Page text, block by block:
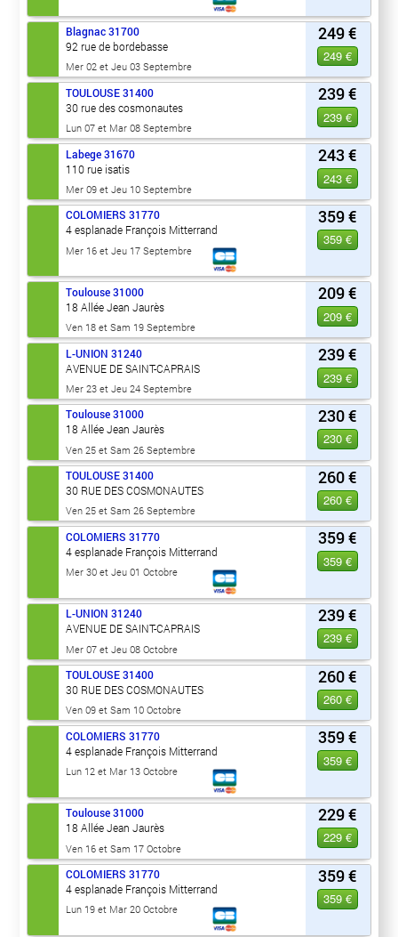
249 €
249 €
Blagnac 31700
92 rue de bordebasse
Mer 02 et Jeu 03 Septembre
239 €
239 €
TOULOUSE 31400
30 rue des cosmonautes
Lun 07 et Mar 08 Septembre
243 €
243 €
Labege 31670
110 rue isatis
Mer 09 et Jeu 10 Septembre
359 €
359 €
COLOMIERS 31770
4 esplanade François Mitterrand
Mer 16 et Jeu 17 Septembre
209 €
209 €
Toulouse 31000
18 Allée Jean Jaurès
Ven 18 et Sam 19 Septembre
239 €
239 €
L-UNION 31240
AVENUE DE SAINT-CAPRAIS
Mer 23 et Jeu 24 Septembre
230 €
230 €
Toulouse 31000
18 Allée Jean Jaurès
Ven 25 et Sam 26 Septembre
260 €
260 €
TOULOUSE 31400
30 RUE DES COSMONAUTES
Ven 25 et Sam 26 Septembre
359 €
359 €
COLOMIERS 31770
4 esplanade François Mitterrand
Mer 30 et Jeu 01 Octobre
239 €
239 €
L-UNION 31240
AVENUE DE SAINT-CAPRAIS
Mer 07 et Jeu 08 Octobre
260 €
260 €
TOULOUSE 31400
30 RUE DES COSMONAUTES
Ven 09 et Sam 10 Octobre
359 €
359 €
COLOMIERS 31770
4 esplanade François Mitterrand
Lun 12 et Mar 13 Octobre
229 €
229 €
Toulouse 31000
18 Allée Jean Jaurès
Ven 16 et Sam 17 Octobre
359 €
359 €
COLOMIERS 31770
4 esplanade François Mitterrand
Lun 19 et Mar 20 Octobre